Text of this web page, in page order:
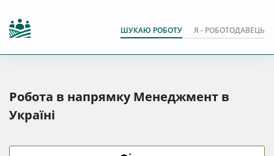
ШУКАЮ РОБОТУ Я - РОБОТОДАВЕЦЬ
Робота в напрямку Менеджмент в
Україні